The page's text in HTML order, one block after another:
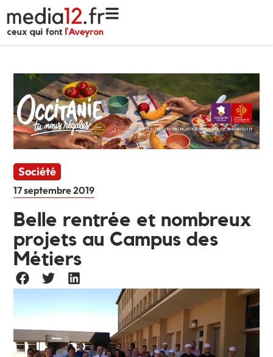
Société
17 septembre 2019
Belle rentrée et nombreux
projets au Campus des
Métiers